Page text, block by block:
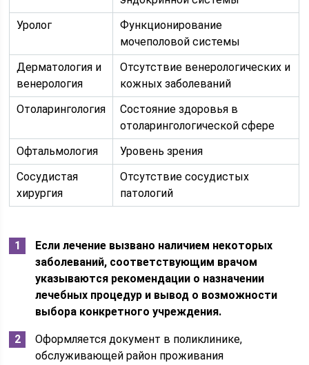
Уролог
Функционирование
мочеполовой системы
Дерматология и
венерология
Отсутствие венерологических и
кожных заболеваний
Отоларингология
Состояние здоровья в
отоларингологической сфере
Офтальмология
Уровень зрения
Сосудистая
хирургия
Отсутствие сосудистых
патологий
Если лечение вызвано наличием некоторых
заболеваний, соответствующим врачом
указываются рекомендации о назначении
лечебных процедур и вывод о возможности
выбора конкретного учреждения.
Оформляется документ в поликлинике,
обслуживающей район проживания